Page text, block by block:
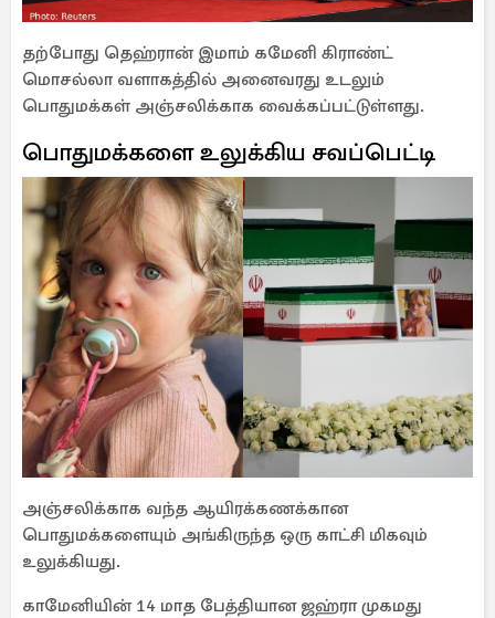
தற்போது தெஹ்ரான் இமாம் கமேனி கிராண்ட்
மொசல்லா வளாகத்தில் அனைவரது உடலும்
பொதுமக்கள் அஞ்சலிக்காக வைக்கப்பட்டுள்ளது.
பொதுமக்களை உலுக்கிய சவப்பெட்டி
அஞ்சலிக்காக வந்த ஆயிரக்கணக்கான
பொதுமக்களையும் அங்கிருந்த ஒரு காட்சி மிகவும்
உலுக்கியது.
காமேனியின் 14 மாத பேத்தியான ஜஹ்ரா முகமது